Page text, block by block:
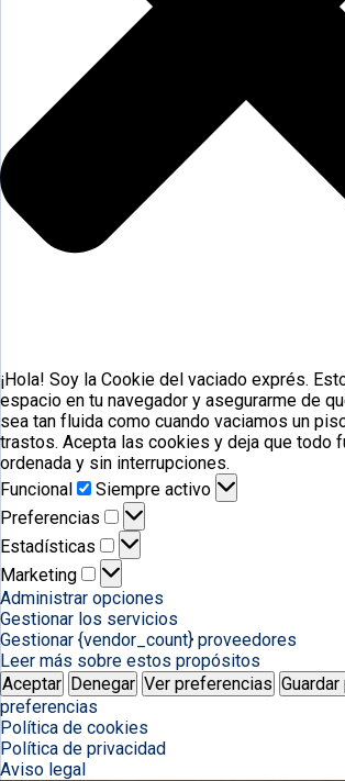
¡Hola! Soy la Cookie del vaciado exprés.
espacio en tu navegador y asegurarme de
sea tan fluida como cuando vaciamos un
trastos. Acepta las cookies y deja que todo
ordenada y sin interrupciones.
Funcional
Funcional
Siempre activo
Preferencias
Preferencias
Estadísticas
Estadísticas
Marketing
Marketing
Administrar opciones
Gestionar los servicios
Gestionar {vendor_count} proveedores
Leer más sobre estos propósitos
Aceptar Denegar Ver preferencias
preferencias
Política de cookies
Política de privacidad
Aviso legal